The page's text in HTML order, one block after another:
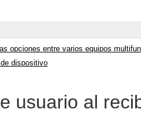
opciones entre varios equipos
dispositivo
usuario al